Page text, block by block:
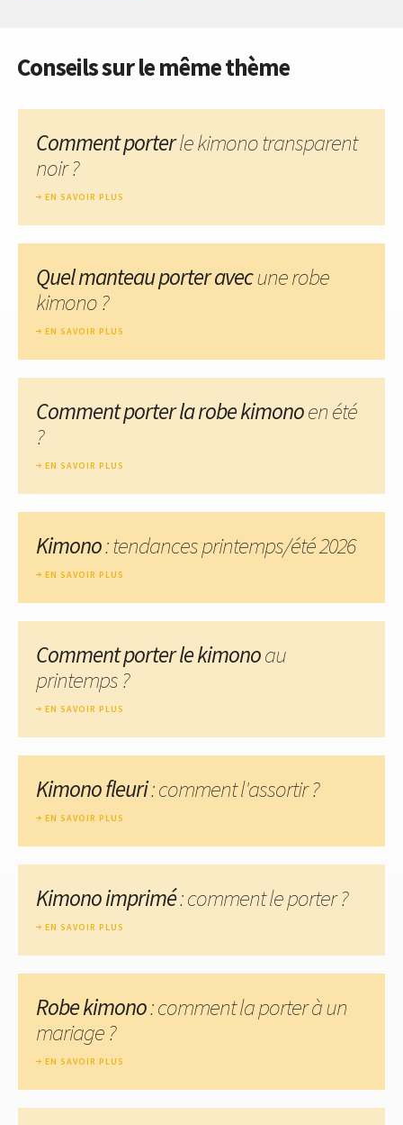
Conseils sur le même thème
Comment porterle kimono transparent
noir ?
EN SAVOIR PLUS
Quel manteau porter avecune robe
kimono ?
EN SAVOIR PLUS
Comment porter la robe kimonoen été
?
EN SAVOIR PLUS
Kimono: tendances printemps/été 2026
EN SAVOIR PLUS
Comment porter le kimonoau
printemps ?
EN SAVOIR PLUS
Kimono fleuri: comment l'assortir ?
EN SAVOIR PLUS
Kimono imprimé: comment le porter ?
EN SAVOIR PLUS
Robe kimono: comment la porter à un
mariage ?
EN SAVOIR PLUS